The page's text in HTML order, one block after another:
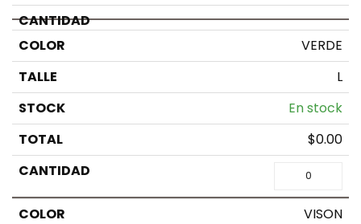
VERDE
L
En stock
$0.00
VISON